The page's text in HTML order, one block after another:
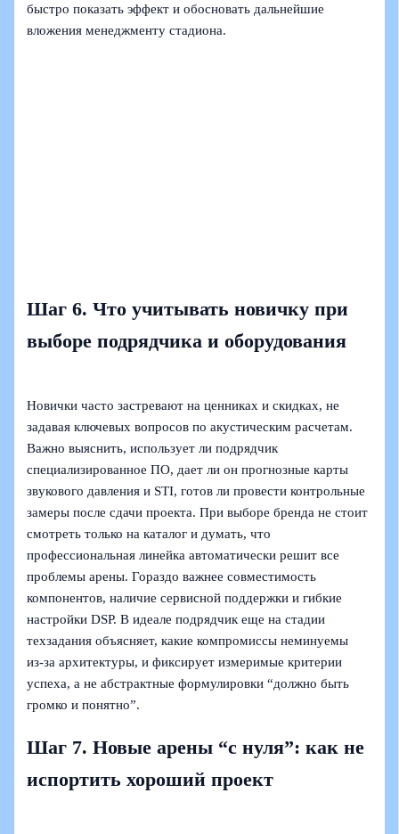
быстро показать эффект и обосновать дальнейшие
вложения менеджменту стадиона.
Шаг 6. Что учитывать новичку при
выборе подрядчика и оборудования
Новички часто застревают на ценниках и скидках, не
задавая ключевых вопросов по акустическим расчетам.
Важно выяснить, использует ли подрядчик
специализированное ПО, дает ли он прогнозные карты
звукового давления и STI, готов ли провести контрольные
замеры после сдачи проекта. При выборе бренда не стоит
смотреть только на каталог и думать, что
профессиональная линейка автоматически решит все
проблемы арены. Гораздо важнее совместимость
компонентов, наличие сервисной поддержки и гибкие
настройки DSP. В идеале подрядчик еще на стадии
техзадания объясняет, какие компромиссы неминуемы
из‑за архитектуры, и фиксирует измеримые критерии
успеха, а не абстрактные формулировки “должно быть
громко и понятно”.
Шаг 7. Новые арены “с нуля”: как не
испортить хороший проект